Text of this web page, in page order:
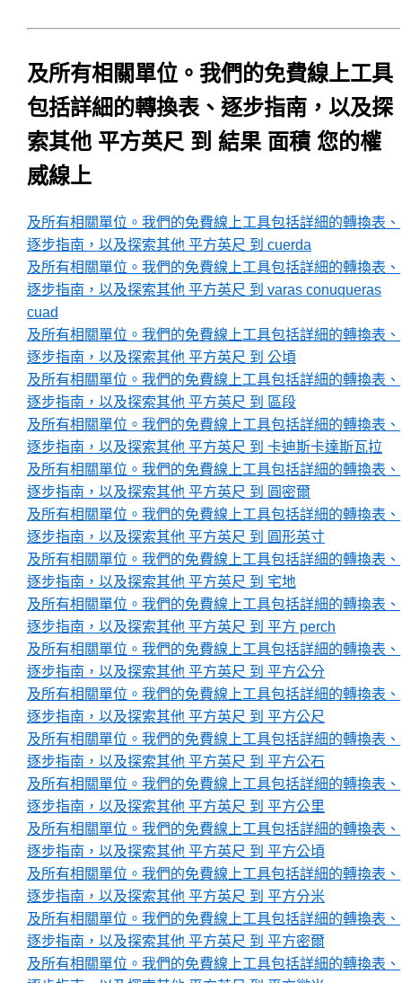
及所有相關單位。我們的免費線上工具
包括詳細的轉換表、逐步指南，以及探
索其他 平方英尺 到 結果 面積 您的權
威線上
及所有相關單位。我們的免費線上工具包括詳細的轉換表、
逐步指南，以及探索其他 平方英尺 到 cuerda
及所有相關單位。我們的免費線上工具包括詳細的轉換表、
逐步指南，以及探索其他 平方英尺 到 varas conuqueras
cuad
及所有相關單位。我們的免費線上工具包括詳細的轉換表、
逐步指南，以及探索其他 平方英尺 到 公頃
及所有相關單位。我們的免費線上工具包括詳細的轉換表、
逐步指南，以及探索其他 平方英尺 到 區段
及所有相關單位。我們的免費線上工具包括詳細的轉換表、
逐步指南，以及探索其他 平方英尺 到 卡迪斯卡達斯瓦拉
及所有相關單位。我們的免費線上工具包括詳細的轉換表、
逐步指南，以及探索其他 平方英尺 到 圓密爾
及所有相關單位。我們的免費線上工具包括詳細的轉換表、
逐步指南，以及探索其他 平方英尺 到 圓形英寸
及所有相關單位。我們的免費線上工具包括詳細的轉換表、
逐步指南，以及探索其他 平方英尺 到 宅地
及所有相關單位。我們的免費線上工具包括詳細的轉換表、
逐步指南，以及探索其他 平方英尺 到 平方 perch
及所有相關單位。我們的免費線上工具包括詳細的轉換表、
逐步指南，以及探索其他 平方英尺 到 平方公分
及所有相關單位。我們的免費線上工具包括詳細的轉換表、
逐步指南，以及探索其他 平方英尺 到 平方公尺
及所有相關單位。我們的免費線上工具包括詳細的轉換表、
逐步指南，以及探索其他 平方英尺 到 平方公石
及所有相關單位。我們的免費線上工具包括詳細的轉換表、
逐步指南，以及探索其他 平方英尺 到 平方公里
及所有相關單位。我們的免費線上工具包括詳細的轉換表、
逐步指南，以及探索其他 平方英尺 到 平方公頃
及所有相關單位。我們的免費線上工具包括詳細的轉換表、
逐步指南，以及探索其他 平方英尺 到 平方分米
及所有相關單位。我們的免費線上工具包括詳細的轉換表、
逐步指南，以及探索其他 平方英尺 到 平方密爾
及所有相關單位。我們的免費線上工具包括詳細的轉換表、